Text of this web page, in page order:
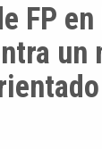
FP
un